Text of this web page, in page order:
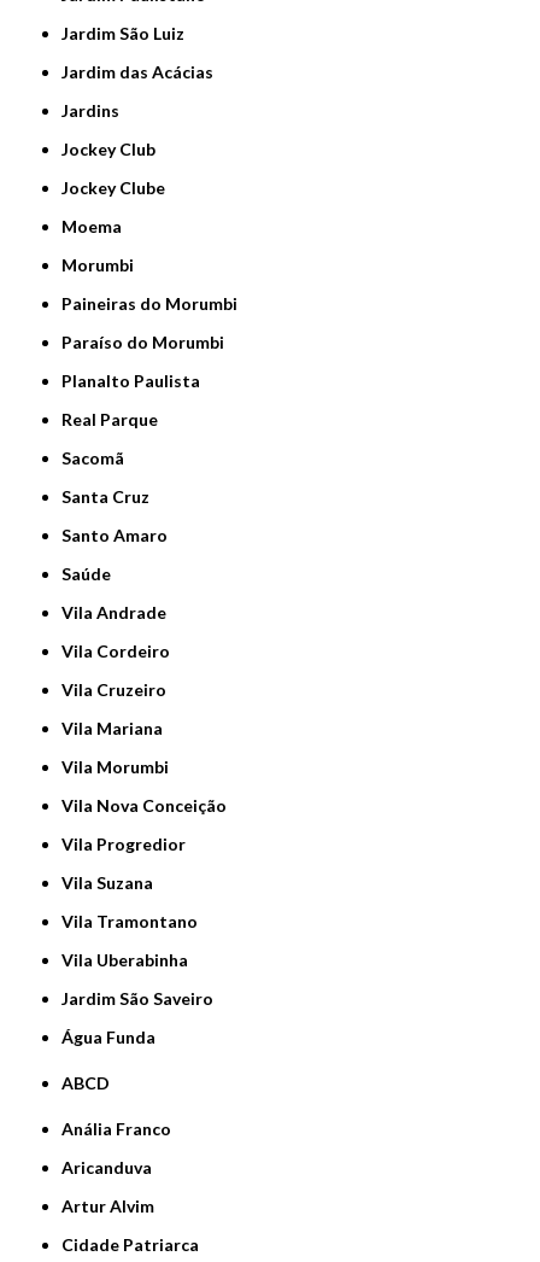
Jardim São Luiz
Jardim das Acácias
Jardins
Jockey Club
Jockey Clube
Moema
Morumbi
Paineiras do Morumbi
Paraíso do Morumbi
Planalto Paulista
Real Parque
Sacomã
Santa Cruz
Santo Amaro
Saúde
Vila Andrade
Vila Cordeiro
Vila Cruzeiro
Vila Mariana
Vila Morumbi
Vila Nova Conceição
Vila Progredior
Vila Suzana
Vila Tramontano
Vila Uberabinha
jardim São Saveiro
Água Funda
ABCD
Anália Franco
Aricanduva
Artur Alvim
Cidade Patriarca